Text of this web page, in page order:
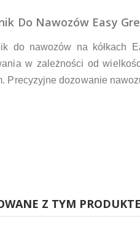
Do Nawozów Easy
do nawozów na kółkach
w zależności od
Precyzyjne dozowanie
Z TYM